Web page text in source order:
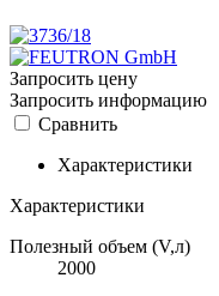
Запросить цену
Запросить информацию
Сравнить
Характеристики
Характеристики
Полезный объем (V,л)
2000